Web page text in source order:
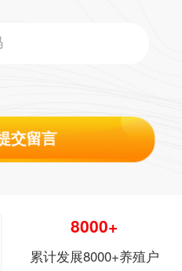
交留言
8000+
累计发展8000+养殖户